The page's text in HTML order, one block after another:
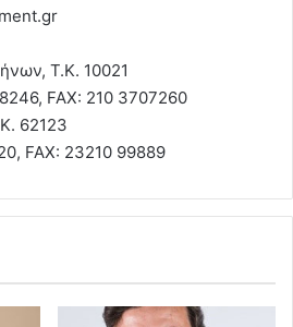
Τ.Κ. 10021
FAX: 210 3707260
62123
FAX: 23210 99889